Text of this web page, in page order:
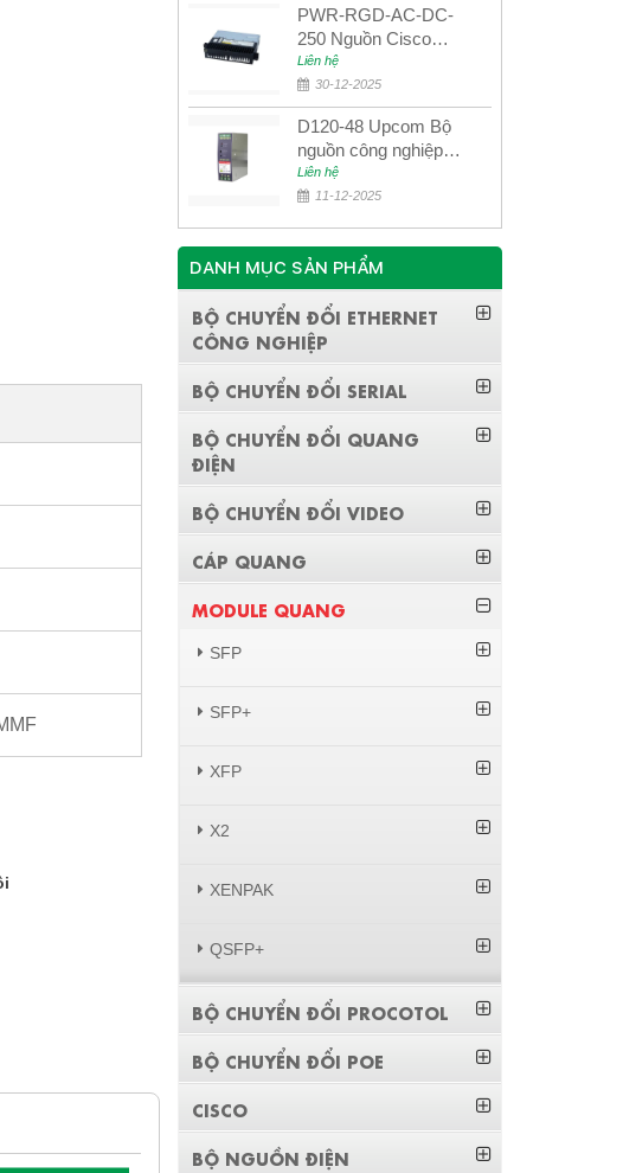
PWR-RGD-AC-DC-
250 Nguồn Cisco
Industrial 250W
PoE/PoE+
Liên hệ
30-12-2025
D120-48 Upcom Bộ
nguồn công nghiệp
đầu ra đơn 120W
48VDC
Liên hệ
11-12-2025
DANH MỤC SẢN PHẨM
BỘ CHUYỂN ĐỔI ETHERNET
CÔNG NGHIỆP
BỘ CHUYỂN ĐỔI SERIAL
BỘ CHUYỂN ĐỔI QUANG
ĐIỆN
BỘ CHUYỂN ĐỔI VIDEO
CÁP QUANG
MODULE QUANG
SFP
SFP+
XFP
X2
XENPAK
QSFP+
BỘ CHUYỂN ĐỔI PROCOTOL
BỘ CHUYỂN ĐỔI POE
CISCO
BỘ NGUỒN ĐIỆN